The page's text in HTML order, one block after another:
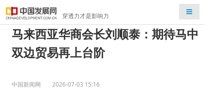
穿透力才是影响力
检索
马来西亚华商会长刘顺泰：期待马中
双边贸易再上台阶
中国新闻网 2026-07-03 15:16